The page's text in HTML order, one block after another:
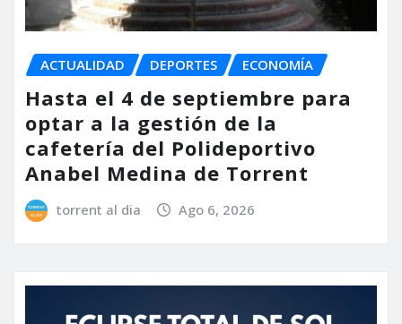
ACTUALIDAD DEPORTES ECONOMÍA
Hasta el 4 de septiembre para
optar a la gestión de la
cafetería del Polideportivo
Anabel Medina de Torrent
torrent al dia Ago 6, 2026